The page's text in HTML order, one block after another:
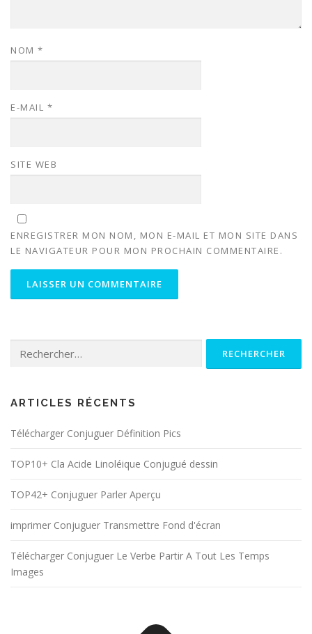
NOM *
E-MAIL *
SITE WEB
ENREGISTRER MON NOM, MON E-MAIL ET MON SITE DANS
LE NAVIGATEUR POUR MON PROCHAIN COMMENTAIRE.
ARTICLES RÉCENTS
Télécharger Conjuguer Définition Pics
TOP10+ Cla Acide Linoléique Conjugué dessin
TOP42+ Conjuguer Parler Aperçu
imprimer Conjuguer Transmettre Fond d'écran
Télécharger Conjuguer Le Verbe Partir A Tout Les Temps
Images